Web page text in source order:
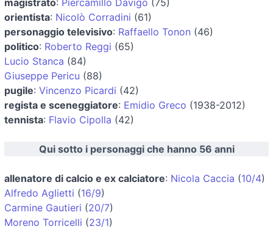
orientista: Nicolò Corradini (61)
personaggio televisivo: Raffaello Tonon (46)
politico: Roberto Reggi (65)
Lucio Stanca (84)
Giuseppe Pericu (88)
pugile: Vincenzo Picardi (42)
regista e sceneggiatore: Emidio Greco (1938-2012)
tennista: Flavio Cipolla (42)
Qui sotto i personaggi che hanno 56 anni
allenatore di calcio e ex calciatore: Nicola Caccia (10/4)
Alfredo Aglietti (16/9)
Carmine Gautieri (20/7)
Moreno Torricelli (23/1)